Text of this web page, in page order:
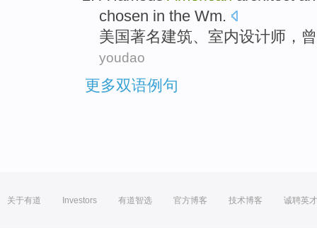
chosen in the Wm.
美国著名建筑、 室内设计师 ， 曾
youdao
更多双语例句
关于有道 Investors 有道智选 官方博客 技术博客 诚聘英才